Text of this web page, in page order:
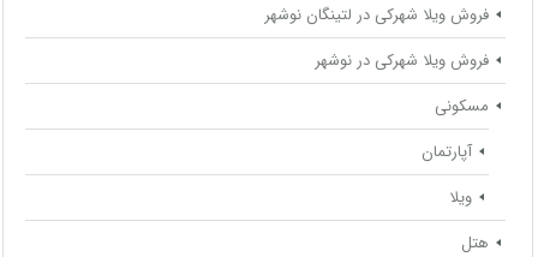
فروش ویلا شهرکی در لتینگان نوشهر
فروش ویلا شهرکی در نوشهر
مسکونی
آپارتمان
ویلا
هتل